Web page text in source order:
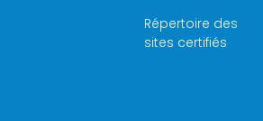
Répertoire des
sites certifiés